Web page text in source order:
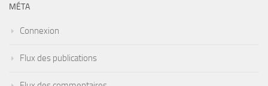
MÉTA
Connexion
Flux des publications